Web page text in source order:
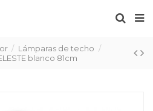
Lámparas de techo
blanco 81cm